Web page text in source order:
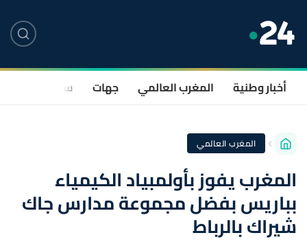
أخبار وطنية المغرب العالمي جهات سياسة
المغرب العالمي
المغرب يفوز بأولمبياد الكيمياء
بباريس بفضل مجموعة مدارس جاك
شيراك بالرباط